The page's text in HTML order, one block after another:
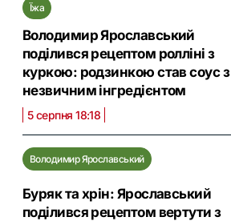
Їжа
Володимир Ярославський
поділився рецептом ролліні з
куркою: родзинкою став соус з
незвичним інгредієнтом
5 серпня 18:18
Володимир Ярославський
Буряк та хрін: Ярославський
поділився рецептом вертути з